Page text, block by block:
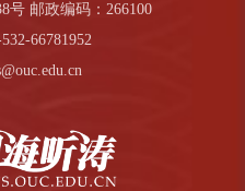
号 邮政编码：266100
66781952